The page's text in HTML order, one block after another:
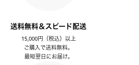
送料無料＆スピード配送
15,000円（税込）以上
ご購入で送料無料。
最短翌日にお届け。